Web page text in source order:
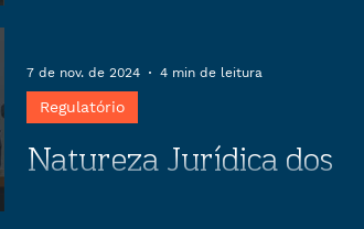
pela CEPORTOS
Portuário previstas no anteprojeto
aprovado pela CEPORTOS
Natureza Jurídica dos
Regulatório
7 de nov. de 2024 4 min de leitura